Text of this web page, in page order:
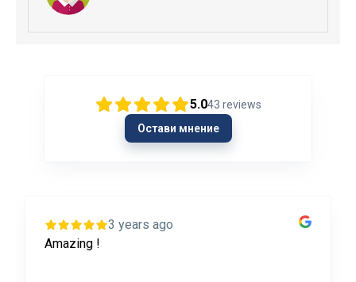
5.043 reviews
Остави мнение
3 years ago
English House са страхотни. Изключително